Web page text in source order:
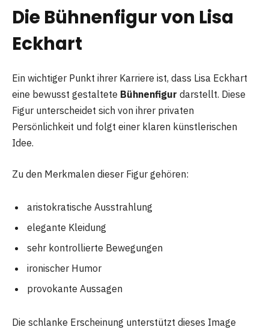
Die Bühnenfigur von Lisa
Eckhart
Ein wichtiger Punkt ihrer Karriere ist, dass Lisa Eckhart
eine bewusst gestaltete Bühnenfigur darstellt. Diese
Figur unterscheidet sich von ihrer privaten
Persönlichkeit und folgt einer klaren künstlerischen
Idee.
Zu den Merkmalen dieser Figur gehören:
aristokratische Ausstrahlung
elegante Kleidung
sehr kontrollierte Bewegungen
ironischer Humor
provokante Aussagen
Die schlanke Erscheinung unterstützt dieses Image